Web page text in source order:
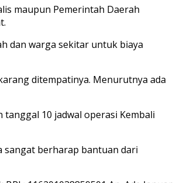
maupun Pemerintah Daerah
dan warga sekitar untuk biaya
ditempatinya. Menurutnya ada
10 jadwal operasi Kembali
sangat berharap bantuan dari